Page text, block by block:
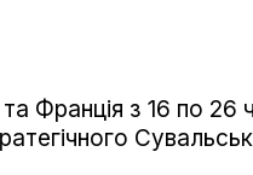
Франція з 16 по 26